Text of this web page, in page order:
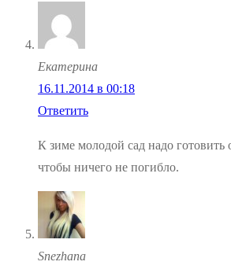
Екатерина
16.11.2014 в 00:18
Ответить
К зиме молодой сад надо готовить
чтобы ничего не погибло.
Snezhana